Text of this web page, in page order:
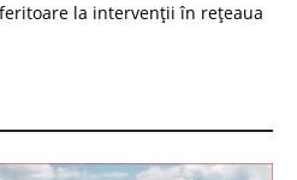
la intervenții în rețeaua